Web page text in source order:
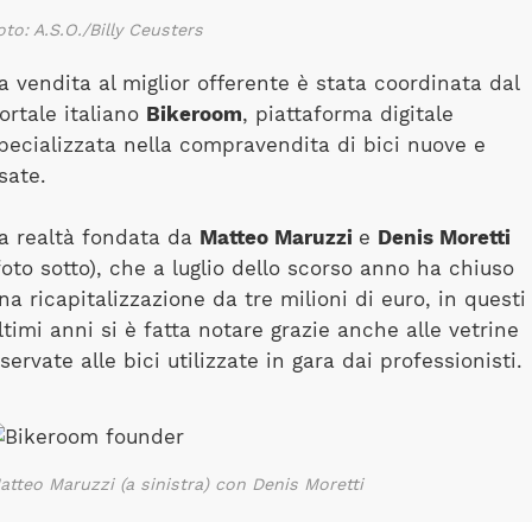
A.S.O./Billy Ceusters
vendita al miglior offerente è stata coordinata dal
italiano Bikeroom, piattaforma digitale
nella compravendita di bici nuove e
realtà fondata da Matteo Maruzzi e Denis Moretti
sotto), che a luglio dello scorso anno ha chiuso
ricapitalizzazione da tre milioni di euro, in questi
anni si è fatta notare grazie anche alle vetrine
alle bici utilizzate in gara dai professionisti.
Maruzzi (a sinistra) con Denis Moretti